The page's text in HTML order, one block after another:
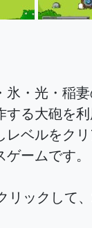
氷・光・稲
する大砲を
レベルをク
ームです。
リックして